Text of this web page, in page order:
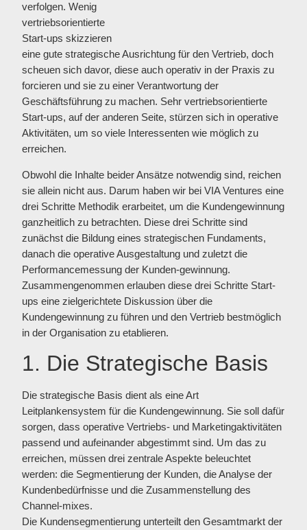
verfolgen. Wenig
vertriebsorientierte
Start-ups skizzieren
eine gute strategische Ausrichtung für den Vertrieb, doch
scheuen sich davor, diese auch operativ in der Praxis zu
forcieren und sie zu einer Verantwortung der
Geschäftsführung zu machen. Sehr vertriebsorientierte
Start-ups, auf der anderen Seite, stürzen sich in operative
Aktivitäten, um so viele Interessenten wie möglich zu
erreichen.
Obwohl die Inhalte beider Ansätze notwendig sind, reichen
sie allein nicht aus. Darum haben wir bei VIA Ventures eine
drei Schritte Methodik erarbeitet, um die Kundengewinnung
ganzheitlich zu betrachten. Diese drei Schritte sind
zunächst die Bildung eines strategischen Fundaments,
danach die operative Ausgestaltung und zuletzt die
Performancemessung der Kunden-gewinnung.
Zusammengenommen erlauben diese drei Schritte Start-
ups eine zielgerichtete Diskussion über die
Kundengewinnung zu führen und den Vertrieb bestmöglich
in der Organisation zu etablieren.
1. Die Strategische Basis
Die strategische Basis dient als eine Art
Leitplankensystem für die Kundengewinnung. Sie soll dafür
sorgen, dass operative Vertriebs- und Marketingaktivitäten
passend und aufeinander abgestimmt sind. Um das zu
erreichen, müssen drei zentrale Aspekte beleuchtet
werden: die Segmentierung der Kunden, die Analyse der
Kundenbedürfnisse und die Zusammenstellung des
Channel-mixes.
Die Kundensegmentierung unterteilt den Gesamtmarkt der